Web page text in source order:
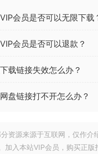
的 SubBass
完美，您应该去看医
会员是否可以无限下载
会员是否可以退款？
载链接失效怎么办？
盘链接打不开怎么办？
资源来源于互联网，仅作
加入本站VIP会员，购买正版